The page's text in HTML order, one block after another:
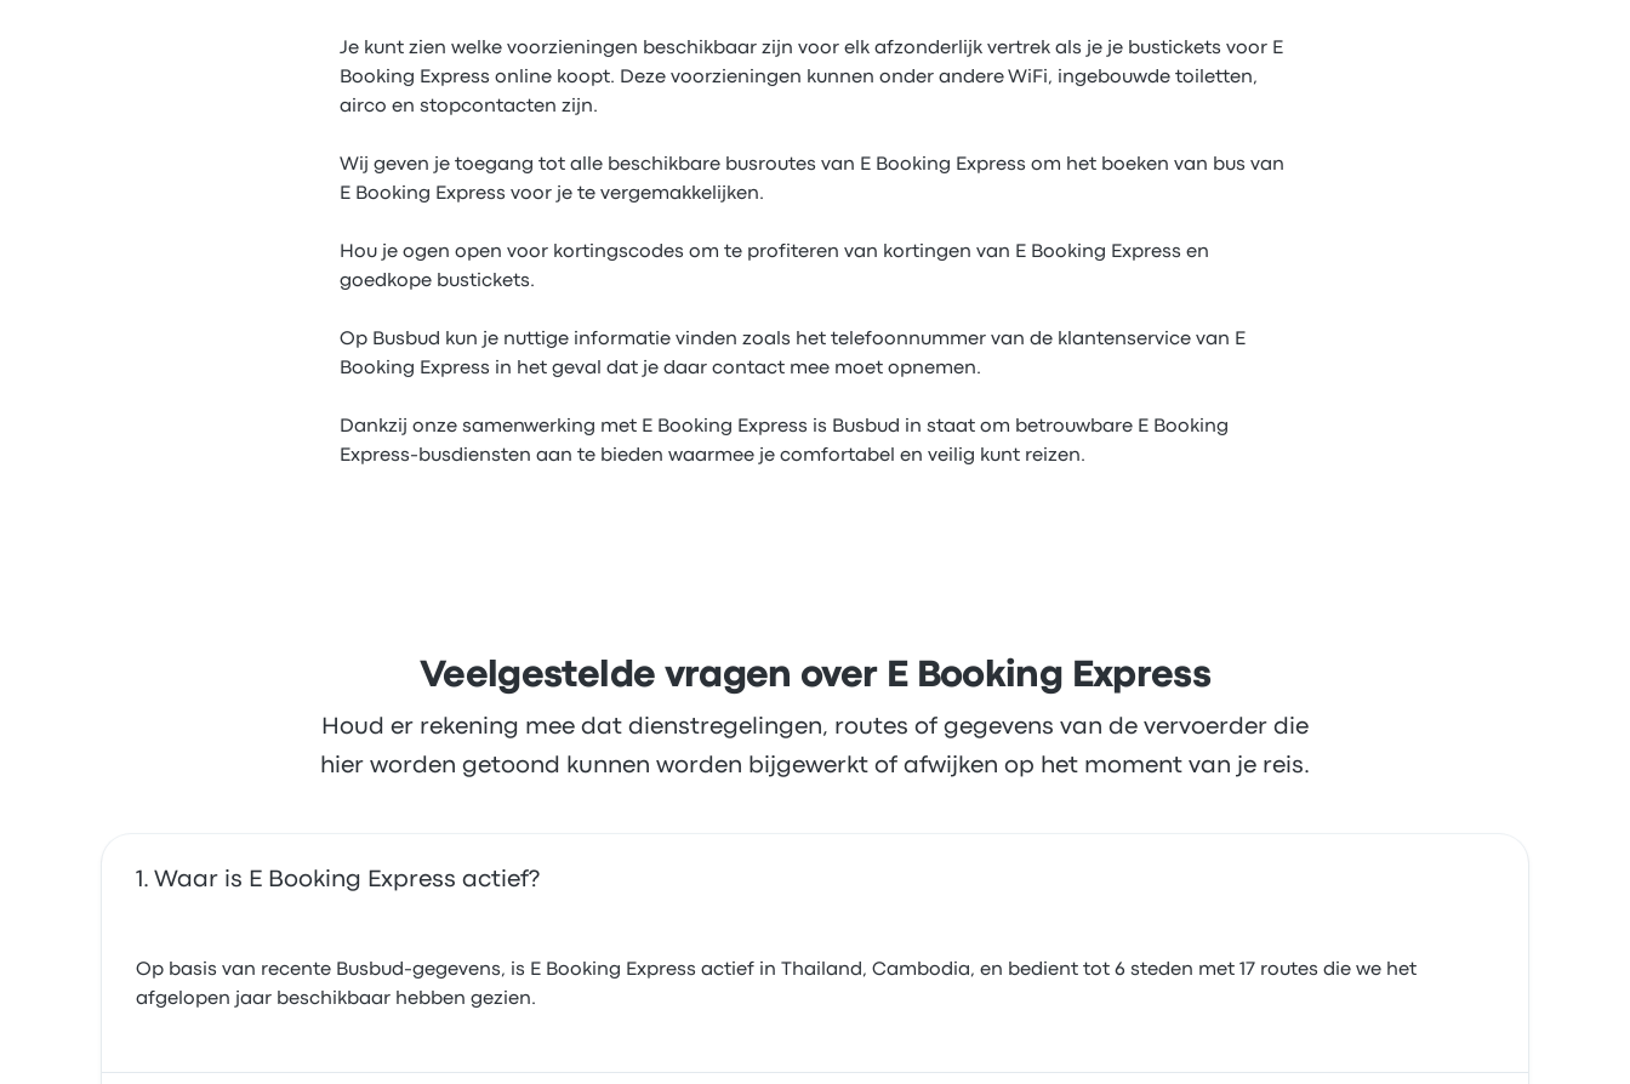
Je kunt zien welke voorzieningen beschikbaar zijn voor elk afzonderlijk vertrek als je je bustickets voor E
Booking Express online koopt. Deze voorzieningen kunnen onder andere WiFi, ingebouwde toiletten,
airco en stopcontacten zijn.
Wij geven je toegang tot alle beschikbare busroutes van E Booking Express om het boeken van bus van
E Booking Express voor je te vergemakkelijken.
Hou je ogen open voor kortingscodes om te profiteren van kortingen van E Booking Express en
goedkope bustickets.
Op Busbud kun je nuttige informatie vinden zoals het telefoonnummer van de klantenservice van E
Booking Express in het geval dat je daar contact mee moet opnemen.
Dankzij onze samenwerking met E Booking Express is Busbud in staat om betrouwbare E Booking
Express-busdiensten aan te bieden waarmee je comfortabel en veilig kunt reizen.
Veelgestelde vragen over E Booking Express
Houd er rekening mee dat dienstregelingen, routes of gegevens van de vervoerder die
hier worden getoond kunnen worden bijgewerkt of afwijken op het moment van je reis.
Waar is E Booking Express actief?
Op basis van recente Busbud-gegevens, is E Booking Express actief in Thailand, Cambodia, en bedient tot 6 steden met 17 routes die we het
afgelopen jaar beschikbaar hebben gezien.